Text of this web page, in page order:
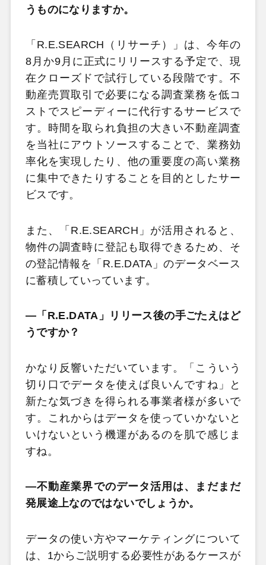
うものになりますか。
「R.E.SEARCH（リサーチ）」は、今年の
8月か9月に正式にリリースする予定で、現
在クローズドで試行している段階です。不
動産売買取引で必要になる調査業務を低コ
ストでスピーディーに代行するサービスで
す。時間を取られ負担の大きい不動産調査
を当社にアウトソースすることで、業務効
率化を実現したり、他の重要度の高い業務
に集中できたりすることを目的としたサー
ビスです。
また、「R.E.SEARCH」が活用されると、
物件の調査時に登記も取得できるため、そ
の登記情報を「R.E.DATA」のデータベース
に蓄積していっています。
―「R.E.DATA」リリース後の手ごたえはど
うですか？
かなり反響いただいています。「こういう
切り口でデータを使えば良いんですね」と
新たな気づきを得られる事業者様が多いで
す。これからはデータを使っていかないと
いけないという機運があるのを肌で感じま
すね。
―不動産業界でのデータ活用は、まだまだ
発展途上なのではないでしょうか。
データの使い方やマーケティングについて
は、1からご説明する必要性があるケースが